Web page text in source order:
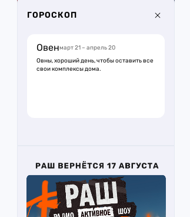
ГОРОСКОП
Овенмарт 21 – апрель 20
Овны, хороший день, чтобы оставить все
свои комплексы дома.